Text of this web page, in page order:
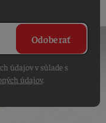
Odoberať
údajov v súlade s
údajov.